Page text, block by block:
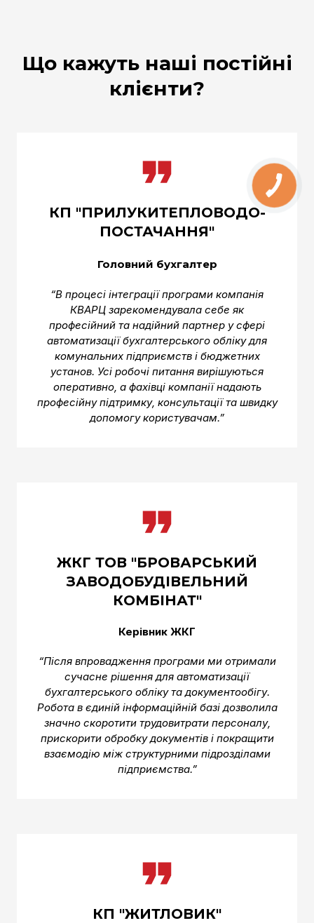
Що кажуть наші постійні
клієнти?
КП "ПРИЛУКИТЕПЛОВОДО-
ПОСТАЧАННЯ"
Головний бухгалтер
“В процесі інтеграції програми компанія
КВАРЦ зарекомендувала себе як
професійний та надійний партнер у сфері
автоматизації бухгалтерського обліку для
комунальних підприємств і бюджетних
установ. Усі робочі питання вирішуються
оперативно, а фахівці компанії надають
професійну підтримку, консультації та швидку
допомогу користувачам.”
ЖКГ ТОВ "БРОВАРСЬКИЙ
ЗАВОДОБУДІВЕЛЬНИЙ
КОМБІНАТ"
Керівник ЖКГ
“Після впровадження програми ми отримали
сучасне рішення для автоматизації
бухгалтерського обліку та документообігу.
Робота в єдиній інформаційній базі дозволила
значно скоротити трудовитрати персоналу,
прискорити обробку документів і покращити
взаємодію між структурними підрозділами
підприємства.”
КП "ЖИТЛОВИК"